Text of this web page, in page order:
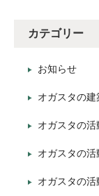
カテゴリー
お知らせ
オガスタの建
オガスタの
オガスタの
オガスタの